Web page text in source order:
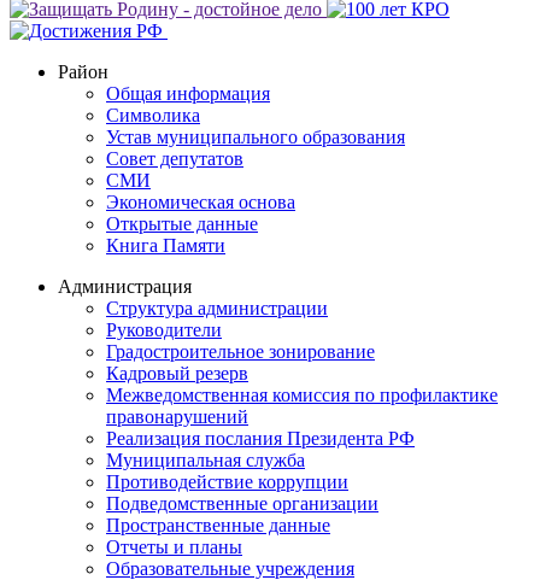
Район
Общая информация
Символика
Устав муниципального образования
Совет депутатов
СМИ
Экономическая основа
Открытые данные
Книга Памяти
Администрация
Структура администрации
Руководители
Градостроительное зонирование
Кадровый резерв
Межведомственная комиссия по профилактике
правонарушений
Реализация послания Президента РФ
Муниципальная служба
Противодействие коррупции
Подведомственные организации
Пространственные данные
Отчеты и планы
Образовательные учреждения